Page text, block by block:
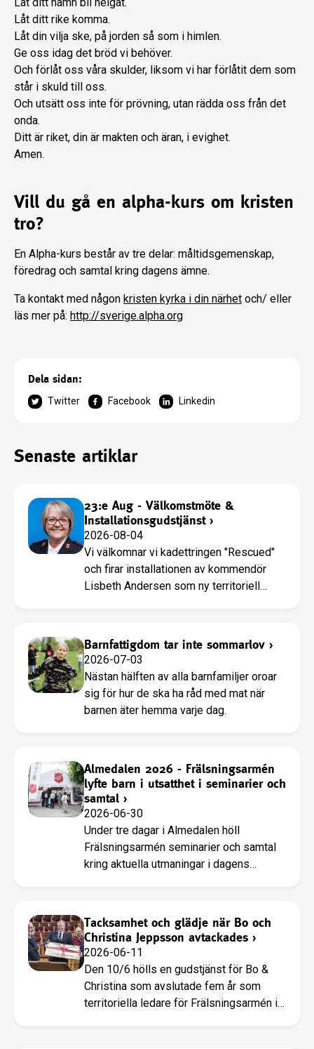
Låt ditt namn bli helgat.
Låt ditt rike komma.
Låt din vilja ske, på jorden så som i himlen.
Ge oss idag det bröd vi behöver.
Och förlåt oss våra skulder, liksom vi har förlåtit dem som
står i skuld till oss.
Och utsätt oss inte för prövning, utan rädda oss från det
onda.
Ditt är riket, din är makten och äran, i evighet.
Amen.
Vill du gå en alpha-kurs om kristen
tro?
En Alpha-kurs består av tre delar: måltidsgemenskap,
föredrag och samtal kring dagens ämne.
Ta kontakt med någon kristen kyrka i din närhet och/ eller
läs mer på: http://sverige.alpha.org
Dela sidan:
Twitter Facebook Linkedin
Senaste artiklar
23:e Aug - Välkomstmöte &
Installationsgudstjänst›
2026-08-04
Vi välkomnar vi kadettringen "Rescued"
och firar installationen av kommendör
Lisbeth Andersen som ny territoriell
Barnfattigdom tar inte sommarlov ›
2026-07-03
Nästan hälften av alla barnfamiljer oroar
sig för hur de ska ha råd med mat när
barnen äter hemma varje dag.
Almedalen 2026 - Frälsningsarmén
lyfte barn i utsatthet i seminarier och
samtal ›
2026-06-30
Under tre dagar i Almedalen höll
Frälsningsarmén seminarier och samtal
kring aktuella utmaningar i dagens
Tacksamhet och glädje när Bo och
Christina Jeppsson avtackades ›
2026-06-11
Den 10/6 hölls en gudstjänst för Bo &
Christina som avslutade fem år som
territoriella ledare för Frälsningsarmén i